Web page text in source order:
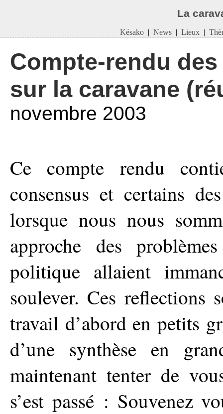
La
Késako | News | Lieux |
Compte-rendu
sur la caravane
novembre 2003
Ce compte rendu
consensus et certains
lorsque nous nous
approche des
politique allaient
soulever. Ces reflections
travail d’abord en petits
d’une synthèse en
maintenant tenter de
s’est passé : Souvenez